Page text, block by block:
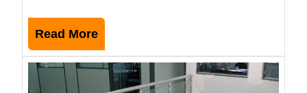
Read MoreRead
More